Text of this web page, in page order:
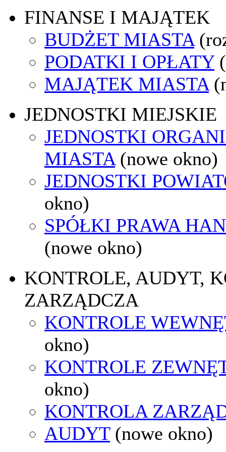
FINANSE I MAJĄTEK
BUDŻET MIASTA
PODATKI I OPŁATY
MAJĄTEK MIASTA
JEDNOSTKI MIEJSKIE
JEDNOSTKI
MIASTA (nowe okno)
JEDNOSTKI
okno)
SPÓŁKI PRAWA
(nowe okno)
KONTROLE, AUDYT,
ZARZĄDCZA
KONTROLE
okno)
KONTROLE
okno)
KONTROLA
AUDYT (nowe okno)